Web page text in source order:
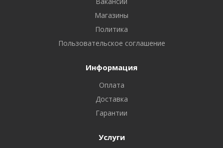
Магазины
Политика
Пользовательское соглашение
Информация
Оплата
Доставка
Гарантии
Услуги